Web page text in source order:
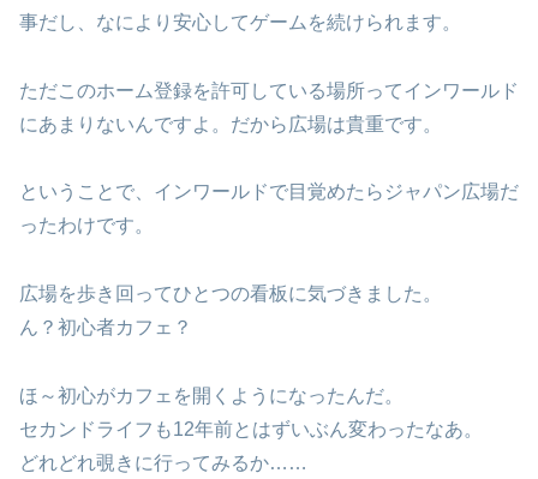
事だし、なにより安心してゲームを続けられます。
ただこのホーム登録を許可している場所ってインワールド
にあまりないんですよ。だから広場は貴重です。
ということで、インワールドで目覚めたらジャパン広場だ
ったわけです。
広場を歩き回ってひとつの看板に気づきました。
ん？初心者カフェ？
ほ～初心がカフェを開くようになったんだ。
セカンドライフも12年前とはずいぶん変わったなあ。
どれどれ覗きに行ってみるか……